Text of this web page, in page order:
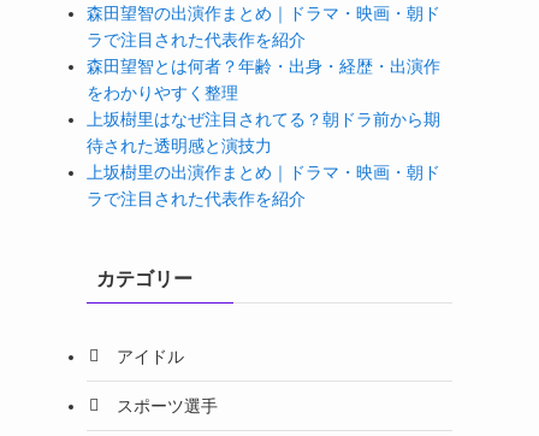
森田望智の出演作まとめ｜ドラマ・映画・朝ド
ラで注目された代表作を紹介
森田望智とは何者？年齢・出身・経歴・出演作
をわかりやすく整理
上坂樹里はなぜ注目されてる？朝ドラ前から期
待された透明感と演技力
上坂樹里の出演作まとめ｜ドラマ・映画・朝ド
ラで注目された代表作を紹介
カテゴリー
アイドル
スポーツ選手